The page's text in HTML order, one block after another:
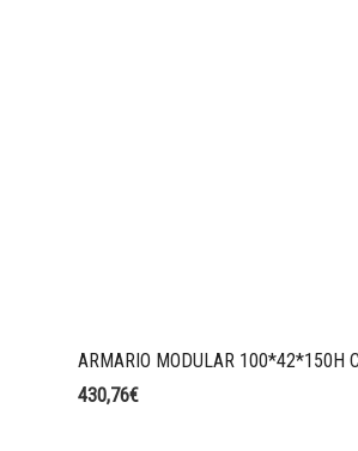
ARMARIO MODULAR 100*42*150H
430,76€